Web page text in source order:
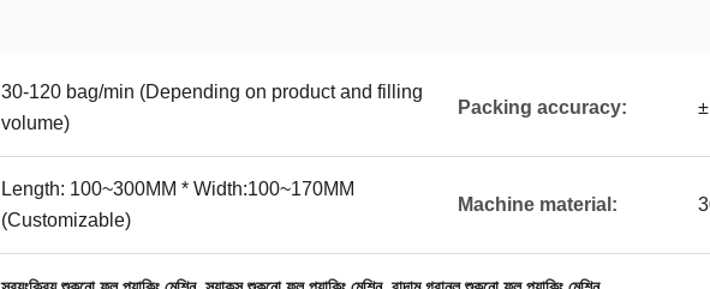
30-120 bag/min (Depending on product and filling
volume)
Packing accuracy:
Length: 100~300MM * Width:100~170MM
(Customizable)
Machine material: